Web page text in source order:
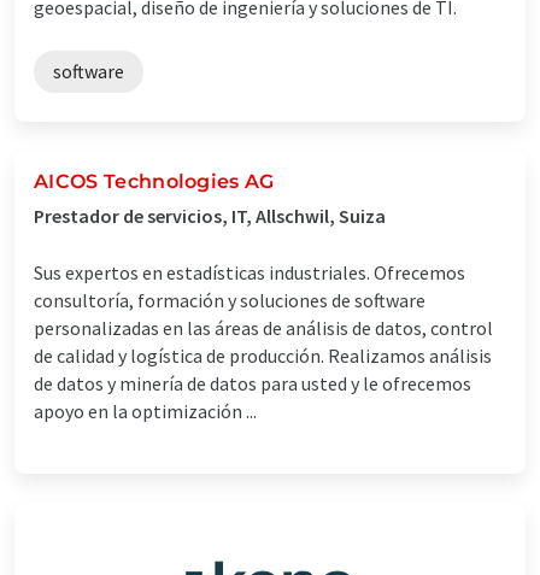
geoespacial, diseño de ingeniería y soluciones de TI.
software
AICOS Technologies AG
Prestador de servicios, IT, Allschwil, Suiza
Sus expertos en estadísticas industriales. Ofrecemos
consultoría, formación y soluciones de software
personalizadas en las áreas de análisis de datos, control
de calidad y logística de producción. Realizamos análisis
de datos y minería de datos para usted y le ofrecemos
apoyo en la optimización ...